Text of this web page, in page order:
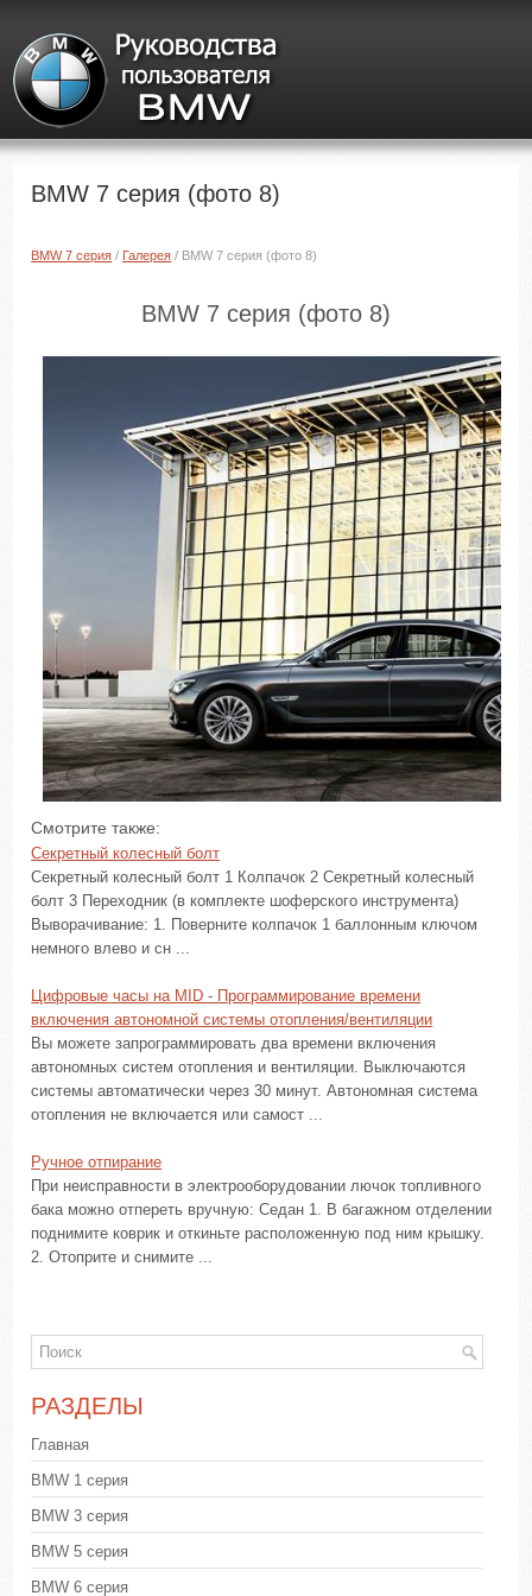
BMW 7 серия (фото 8)
BMW 7 серия / Галерея / BMW 7 серия (фото 8)
BMW 7 серия (фото 8)
Смотрите также:
Секретный колесный болт
Секретный колесный болт 1 Колпачок 2 Секретный колесный
болт 3 Переходник (в комплекте шоферского инструмента)
Выворачивание: 1. Поверните колпачок 1 баллонным ключом
немного влево и сн ...
Цифровые часы на MID - Программирование времени
включения автономной системы отопления/вентиляции
Вы можете запрограммировать два времени включения
автономных систем отопления и вентиляции. Выключаются
системы автоматически через 30 минут. Автономная система
отопления не включается или самост ...
Ручное отпирание
При неисправности в электрооборудовании лючок топливного
бака можно отпереть вручную: Седан 1. В багажном отделении
поднимите коврик и откиньте расположенную под ним крышку.
2. Отоприте и снимите ...
РАЗДЕЛЫ
Главная
BMW 1 серия
BMW 3 серия
BMW 5 серия
BMW 6 серия